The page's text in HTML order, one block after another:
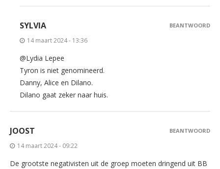
SYLVIA
14 maart 2024 - 13:36
@Lydia Lepee
Tyron is niet genomineerd.
Danny, Alice en Dilano.
Dilano gaat zeker naar huis.
BEANTWOORD
JOOST
14 maart 2024 - 09:22
De grootste negativisten uit de groep moeten dringend uit BB
BEANTWOORD